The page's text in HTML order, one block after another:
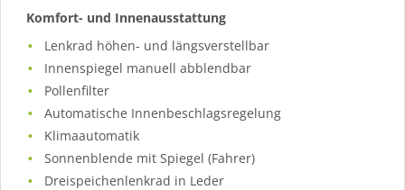
Komfort- und Innenausstattung
Lenkrad höhen- und längsverstellbar
Innenspiegel manuell abblendbar
Pollenfilter
Automatische Innenbeschlagsregelung
Klimaautomatik
Sonnenblende mit Spiegel (Fahrer)
Dreispeichenlenkrad in Leder